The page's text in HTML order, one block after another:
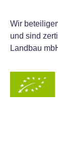
Wir
und sind
Landbau